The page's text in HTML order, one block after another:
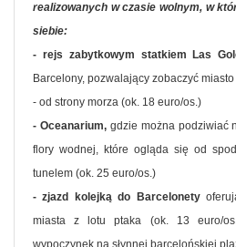
realizowanych w czasie wolnym, w
siebie:
- rejs zabytkowym statkiem Las
Barcelony, pozwalający zobaczyć
- od strony morza (ok. 18 euro/os.)
- Oceanarium, gdzie można podziwiać
flory wodnej, które ogląda się od
tunelem (ok. 25 euro/os.)
- zjazd kolejką do Barcelonety
miasta z lotu ptaka (ok. 13 euro/
wypoczynek na słynnej barcelońskiej